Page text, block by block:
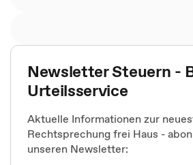
Newsletter Steuern -
Urteilsservice
Aktuelle Informationen zur
Rechtsprechung frei Haus -
unseren Newsletter: